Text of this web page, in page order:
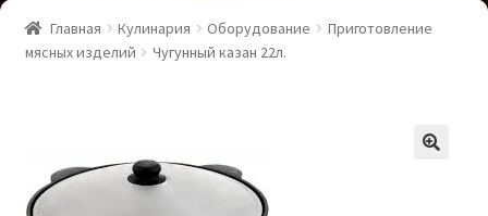
Главная Кулинария Оборудование
Приготовление
мясных изделий
Чугунный казан 22л.